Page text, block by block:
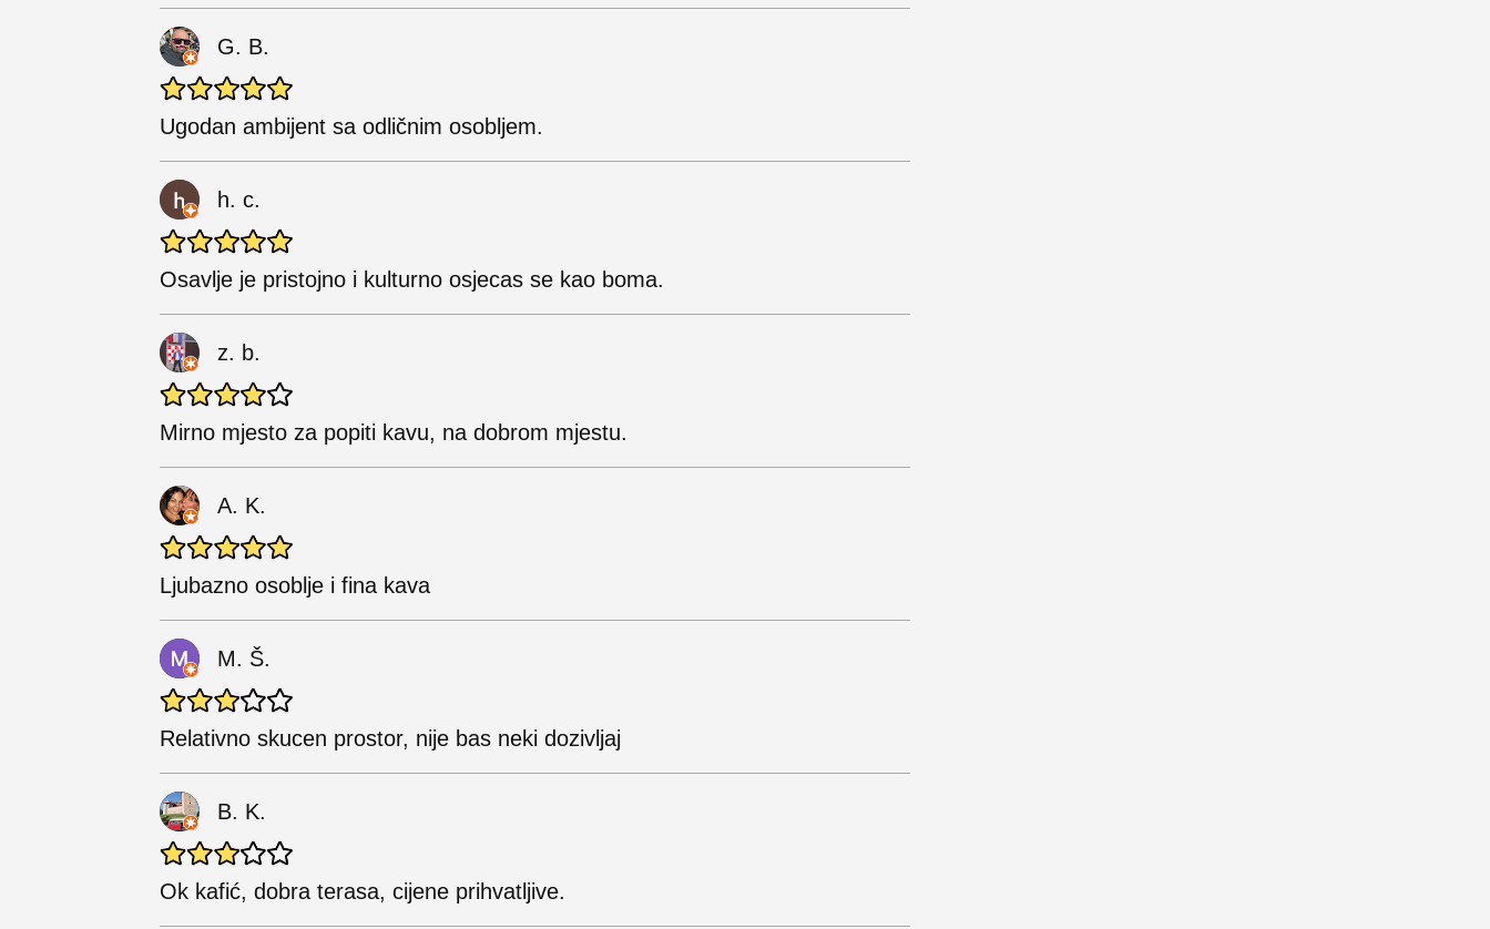
G. B.
Ugodan ambijent sa odličnim osobljem.
h. c.
Osavlje je pristojno i kulturno osjecas se kao boma.
z. b.
Mirno mjesto za popiti kavu, na dobrom mjestu.
A. K.
Ljubazno osoblje i fina kava
M. Š.
Relativno skucen prostor, nije bas neki dozivljaj
B. K.
Ok kafić, dobra terasa, cijene prihvatljive.